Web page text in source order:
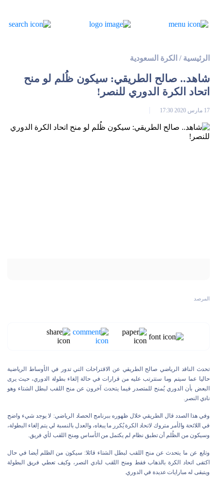
الرئيسية / الكرة السعودية
شاهد.. صالح الطريقي: سيكون ظُلم لو منح
اتحاد الكرة الدوري للنصر!
17 مارس 2020 17:30
المرصد
تحدث الناقد الرياضي صالح الطريقي عن الاقتراحات التي تدور في الأوساط الرياضية
حاليا عما سيتم وما ستترتب عليه من قرارات في حالة إلغاء بطولة الدوري، حيث يرى
البعض بأن الدوري يُمنح للمتصدر فيما يتحدث آخرون عن منح اللقب لبطل الشتاء وهو
نادي النصر.
وفي هذا الصدد قال الطريقي خلال ظهوره ببرنامج الحصاد الرياضي: لا يوجد شيء واضح
في اللائحة والأمر متروك لاتحاد الكرة يُكرر ما يبغاه، والعدل بالنسبة لي يتم إلغاء البطولة،
وسيكون من الظُلم أن تطبق نظام لم يكتمل من الأساس ومنح اللقب لأي فريق.
وتابع عن ما يتحدث عن منح اللقب لبطل الشتاء قائلا: سيكون من الظلم أيضا في حال
اكتفى اتحاد الكرة بالذهاب فقط ومنح اللقب لنادي النصر، وكيف تعطي فريق البطولة
ويتبقى له مبارايات عديدة في الدوري.